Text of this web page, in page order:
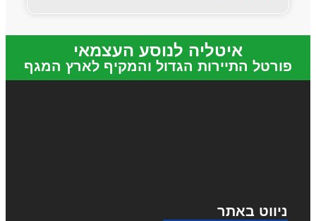
איטליה לנוסע העצמאי
פורטל התיירות הגדול והמקיף לארץ המגף
ניווט באתר